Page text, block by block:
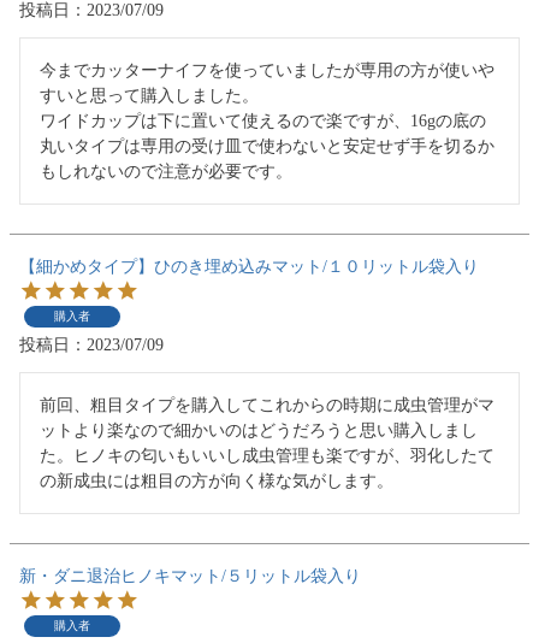
投稿日 2023/07/09
今までカッターナイフを使っていましたが専用の方が使いや
すいと思って購入しました。
ワイドカップは下に置いて使えるので楽ですが、16gの底の
丸いタイプは専用の受け皿で使わないと安定せず手を切るか
もしれないので注意が必要です。
【細かめタイプ】ひのき埋め込みマット/１０リットル袋入り
購入者
投稿日 2023/07/09
前回、粗目タイプを購入してこれからの時期に成虫管理がマ
ットより楽なので細かいのはどうだろうと思い購入しまし
た。ヒノキの匂いもいいし成虫管理も楽ですが、羽化したて
の新成虫には粗目の方が向く様な気がします。
新・ダニ退治ヒノキマット/５リットル袋入り
購入者